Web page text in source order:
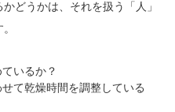
どうかは、それを扱う「人」
いるか？
て乾燥時間を調整している